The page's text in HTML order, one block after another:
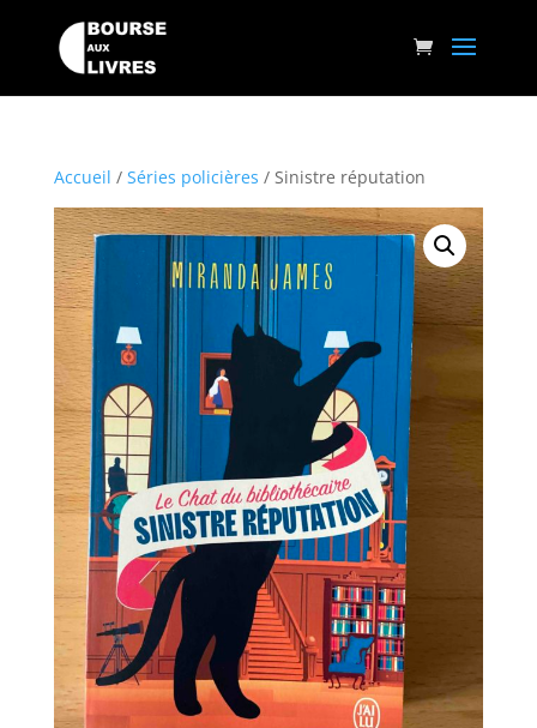
Accueil / Séries policières / Sinistre réputation